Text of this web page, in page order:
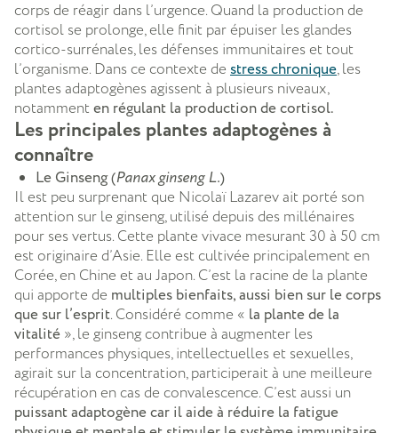
corps de réagir dans l’urgence. Quand la production de
cortisol se prolonge, elle finit par épuiser les glandes
cortico-surrénales, les défenses immunitaires et tout
l’organisme. Dans ce contexte de stress chronique, les
plantes adaptogènes agissent à plusieurs niveaux,
notamment en régulant la production de cortisol.
Les principales plantes adaptogènes à
connaître
Le Ginseng (Panax ginseng L.)
Il est peu surprenant que Nicolaï Lazarev ait porté son
attention sur le ginseng, utilisé depuis des millénaires
pour ses vertus. Cette plante vivace mesurant 30 à 50 cm
est originaire d’Asie. Elle est cultivée principalement en
Corée, en Chine et au Japon. C’est la racine de la plante
qui apporte de multiples bienfaits, aussi bien sur le corps
que sur l’esprit. Considéré comme « la plante de la
vitalité », le ginseng contribue à augmenter les
performances physiques, intellectuelles et sexuelles,
agirait sur la concentration, participerait à une meilleure
récupération en cas de convalescence. C’est aussi un
puissant adaptogène car il aide à réduire la fatigue